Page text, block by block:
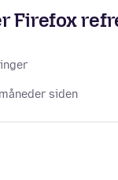
Firefox
siden